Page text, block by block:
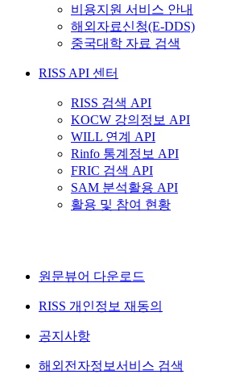
비용지원 서비스 안내
해외자료신청(E-DDS)
중국대학 자료 검색
RISS API 센터
RISS 검색 API
KOCW 강의정보 API
WILL 연계 API
Rinfo 통계정보 API
FRIC 검색 API
SAM 분석활용 API
활용 및 참여 현황
원문뷰어 다운로드
RISS 개인정보 재동의
공지사항
해외전자정보서비스 검색